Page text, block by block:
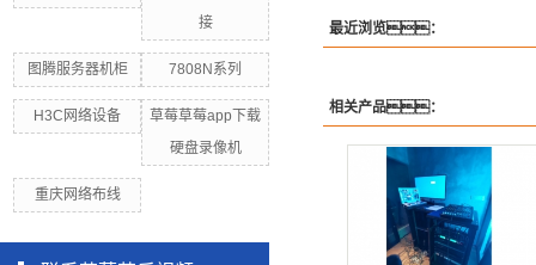
接
图腾服务器机柜 7808N系列
H3C网络设备
草莓草莓app下载
硬盘录像机
重庆网络布线
最近浏览：
相关产品：